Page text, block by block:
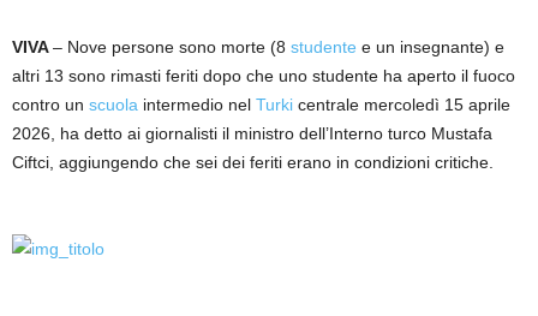
VIVA– Nove persone sono morte (8 studente e un insegnante) e
altri 13 sono rimasti feriti dopo che uno studente ha aperto il fuoco
contro un scuola intermedio nel Turki centrale mercoledì 15 aprile
2026, ha detto ai giornalisti il ​​ministro dell’Interno turco Mustafa
Ciftci, aggiungendo che sei dei feriti erano in condizioni critiche.